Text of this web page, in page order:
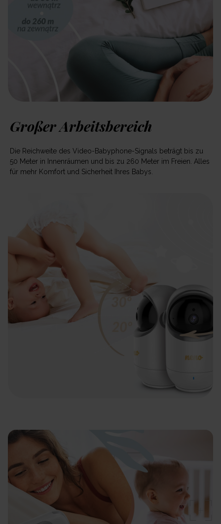
Großer Arbeitsbereich
Die Reichweite des Video-Babyphone-Signals beträgt bis zu
50 Meter in Innenräumen und bis zu 260 Meter im Freien. Alles
für mehr Komfort und Sicherheit Ihres Babys.